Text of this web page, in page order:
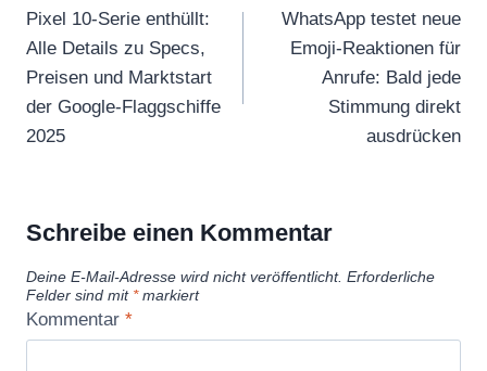
Pixel 10-Serie enthüllt:
Alle Details zu Specs,
Preisen und Marktstart
der Google-Flaggschiffe
2025
WhatsApp testet neue
Emoji-Reaktionen für
Anrufe: Bald jede
Stimmung direkt
ausdrücken
Schreibe einen Kommentar
Deine E-Mail-Adresse wird nicht veröffentlicht. Erforderliche
Felder sind mit *markiert
Kommentar *